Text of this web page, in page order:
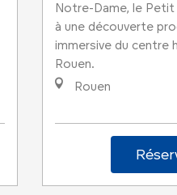
Notre-Dame, le Petit
à une découverte
immersive du centre
Rouen.
Rouen